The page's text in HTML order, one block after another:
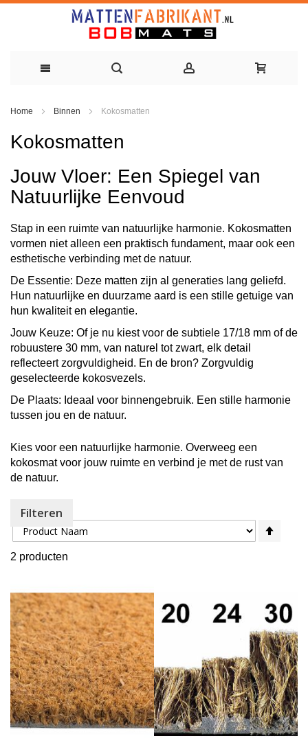
de
inhoud
Home Binnen Kokosmatten
Kokosmatten
Jouw Vloer: Een Spiegel van
Natuurlijke Eenvoud
Stap in een ruimte van natuurlijke harmonie. Kokosmatten
vormen niet alleen een praktisch fundament, maar ook een
esthetische verbinding met de natuur.
De Essentie: Deze matten zijn al generaties lang geliefd.
Hun natuurlijke en duurzame aard is een stille getuige van
hun kwaliteit en elegantie.
Jouw Keuze: Of je nu kiest voor de subtiele 17/18 mm of de
robuustere 30 mm, van naturel tot zwart, elk detail
reflecteert zorgvuldigheid. En de bron? Zorgvuldig
geselecteerde kokosvezels.
De Plaats: Ideaal voor binnengebruik. Een stille harmonie
tussen jou en de natuur.
Kies voor een natuurlijke harmonie. Overweeg een
kokosmat voor jouw ruimte en verbind je met de rust van
de natuur.
2 producten
Sorteer op
Filteren